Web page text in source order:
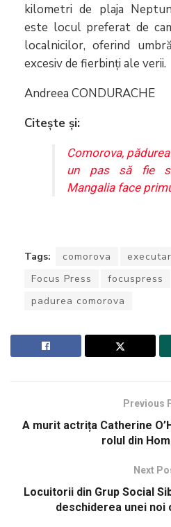
kilometri de plaja
este locul preferat de
localnicilor, oferind
excesiv de fierbinți ale verii.
Andreea CONDURACHE
Citește și:
Comorova,
un pas să fie
Mangalia face
Tags: comorova
Focus Press
focuspress
padurea comorova
Previous
A murit actrița Catherine
rolul din
Next
Locuitorii din Grup Social
deschiderea unei noi